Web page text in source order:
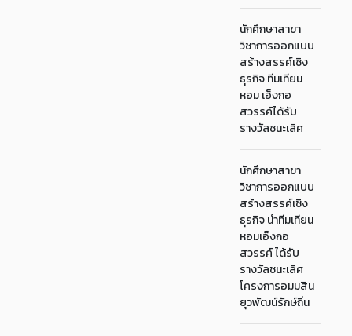
นักศึกษาสาขา
วิชาการออกแบบ
สร้างสรรค์เชิง
ธุรกิจ ทีมเทียน
หอม เอ็งกอ
สวรรค์ได้รับ
รางวัลชนะเลิศ
นักศึกษาสาขา
วิชาการออกแบบ
สร้างสรรค์เชิง
ธุรกิจ นำทีมเทียน
หอมเอ็งกอ
สวรรค์ ได้รับ
รางวัลชนะเลิศ
โครงการอมมสิน
ยุวพัฒน์รักษ์ถิ่น